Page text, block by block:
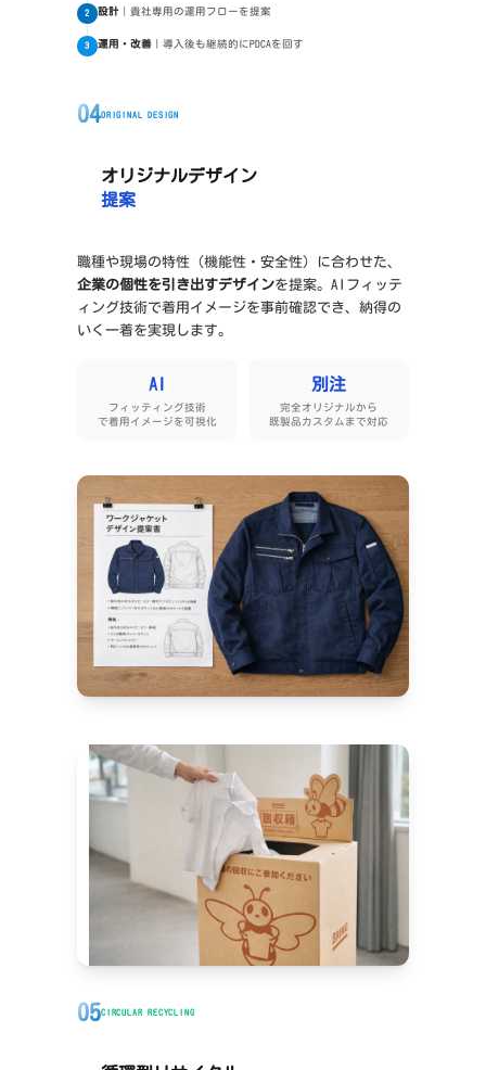
2 設計｜貴社専用の運用フローを提案
3 運用・改善｜導入後も継続的にPDCAを回す
04ORIGINAL DESIGN
オリジナルデザイン
提案
職種や現場の特性（機能性・安全性）に合わせた、
企業の個性を引き出すデザインを提案。AIフィッテ
ィング技術で着用イメージを事前確認でき、納得の
いく一着を実現します。
AI
フィッティング技術
で着用イメージを可視化
別注
完全オリジナルから
既製品カスタムまで対応
05CIRCULAR RECYCLING